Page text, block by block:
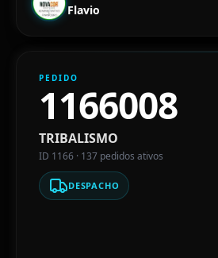
Flavio
PEDIDO
1166008
TRIBALISMO
ID 1166 · 137 pedidos ativos
DESPACHO